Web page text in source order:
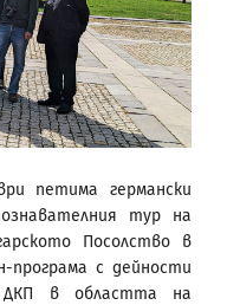
петима германски
тур на
Посолство в
програма с дейности
в областта на